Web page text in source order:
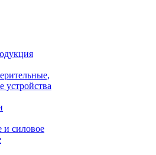
устройства
и силовое